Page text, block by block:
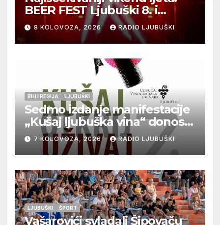
BEER FEST Ljubuški 8. i
9.kolovoza
8 KOLOVOZA, 2026 RADIO LJUBUŠKI
BIH I REGIJA LJUBUŠKI
Sedmo izdanje manifestacije
„Kušaj ljubuška vina“ donosi
vrhunska vina, gastronomiju i
glazbu
7 KOLOVOZA, 2026 RADIO LJUBUŠKI
LJUBUŠKI ŠPORT
Vašarovići svladali Šipovaču